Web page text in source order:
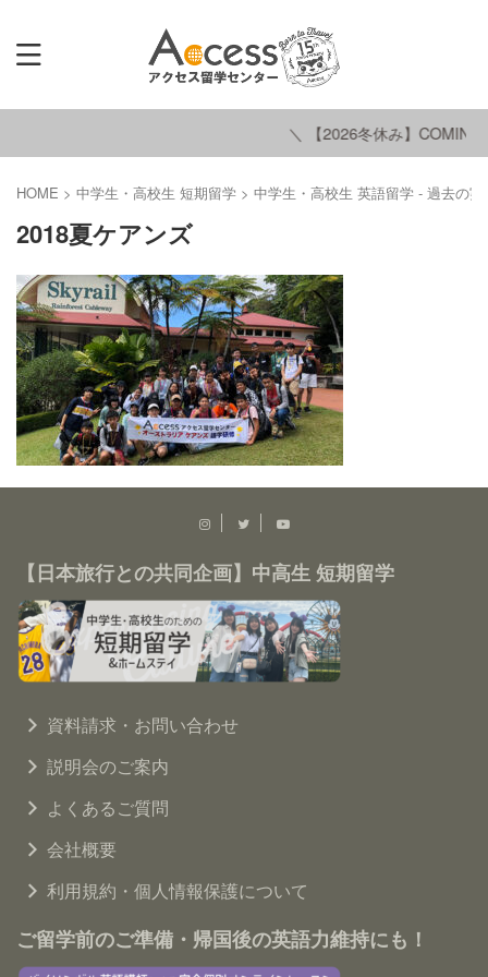
＼ 【2026冬休み】COMING
HOME > 中学生・高校生 短期留学 > 中学生・高校生 英語留学 - 過去の
2018夏ケアンズ
【日本旅行との共同企画】中高生 短期留学
資料請求・お問い合わせ
説明会のご案内
よくあるご質問
会社概要
利用規約・個人情報保護について
ご留学前のご準備・帰国後の英語力維持にも！